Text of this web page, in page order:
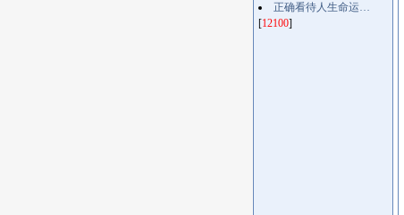
正确看待人生命运…
[12100]